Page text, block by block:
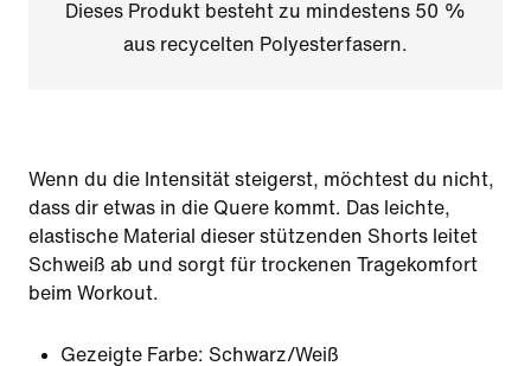
Dieses Produkt besteht zu mindestens 50 %
aus recycelten Polyesterfasern.
Wenn du die Intensität steigerst, möchtest du nicht,
dass dir etwas in die Quere kommt. Das leichte,
elastische Material dieser stützenden Shorts leitet
Schweiß ab und sorgt für trockenen Tragekomfort
beim Workout.
Gezeigte Farbe: Schwarz/Weiß